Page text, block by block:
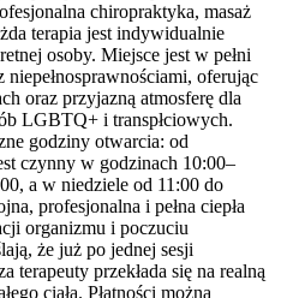
chiropraktyka, masaż
terapia jest indywidualnie
osoby. Miejsce jest w pełni
oferując
oraz przyjazną atmosferę dla
LGBTQ+ i transpłciowych.
godziny otwarcia: od
czynny w godzinach 10:00–
a w niedziele od 11:00 do
profesjonalna i pełna ciepła
organizmu i poczuciu
że już po jednej sesji
terapeuty przekłada się na realną
ciała. Płatności można